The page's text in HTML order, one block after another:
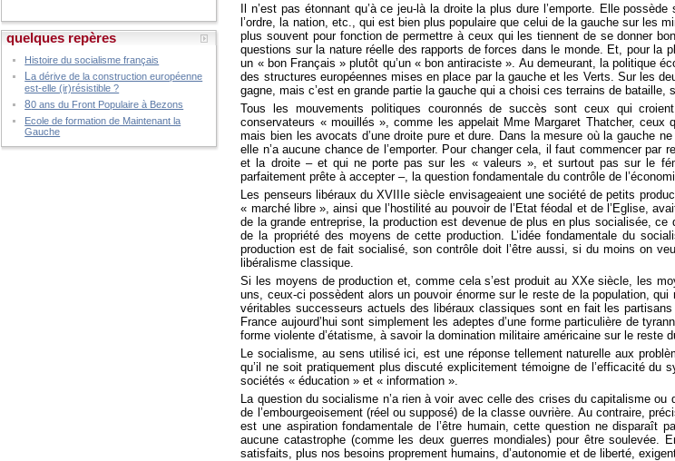
quelques repères
Histoire du socialisme français
La dérive de la construction européenne
est-elle (ir)résistible ?
80 ans du Front Populaire à Bezons
Ecole de formation de Maintenant la
Gauche
Il n’est pas étonnant qu’à ce jeu-là la droite la plus dure l’emporte. Elle
l’ordre, la nation, etc., qui est bien plus populaire que celui de la gauche sur les
plus souvent pour fonction de permettre à ceux qui les tiennent de se donner
questions sur la nature réelle des rapports de forces dans le monde. Et, pour la
un « bon Français » plutôt qu’un « bon antiraciste ». Au demeurant, la politique
des structures européennes mises en place par la gauche et les Verts. Sur les
gagne, mais c’est en grande partie la gauche qui a choisi ces terrains de bataille,
Tous les mouvements politiques couronnés de succès sont ceux qui
conservateurs « mouillés », comme les appelait Mme Margaret Thatcher, ceux
mais bien les avocats d’une droite pure et dure. Dans la mesure où la gauche
elle n’a aucune chance de l’emporter. Pour changer cela, il faut commencer
et la droite – et qui ne porte pas sur les « valeurs », et surtout pas sur le
parfaitement prête à accepter –, la question fondamentale du contrôle de
Les penseurs libéraux du XVIIIe siècle envisageaient une société de petits
« marché libre », ainsi que l’hostilité au pouvoir de l’Etat féodal et de l’Eglise,
de la grande entreprise, la production est devenue de plus en plus socialisée,
de la propriété des moyens de cette production. L’idée fondamentale du
production est de fait socialisé, son contrôle doit l’être aussi, si du moins on
libéralisme classique.
Si les moyens de production et, comme cela s’est produit au XXe siècle, les
uns, ceux-ci possèdent alors un pouvoir énorme sur le reste de la population,
véritables successeurs actuels des libéraux classiques sont en fait les
France aujourd’hui sont simplement les adeptes d’une forme particulière de
forme violente d’étatisme, à savoir la domination militaire américaine sur le reste
Le socialisme, au sens utilisé ici, est une réponse tellement naturelle aux
qu’il ne soit pratiquement plus discuté explicitement témoigne de l’efficacité du
sociétés « éducation » et « information ».
La question du socialisme n’a rien à voir avec celle des crises du capitalisme
de l’embourgeoisement (réel ou supposé) de la classe ouvrière. Au contraire,
est une aspiration fondamentale de l’être humain, cette question ne disparaît
aucune catastrophe (comme les deux guerres mondiales) pour être soulevée.
satisfaits, plus nos besoins proprement humains, d’autonomie et de liberté, exigent